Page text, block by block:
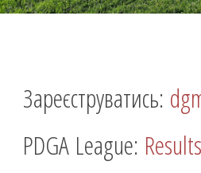
Зареєструватись:
PDGA League: Results